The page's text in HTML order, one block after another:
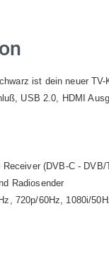
ist dein neuer
USB 2.0, HDMI
(DVB-C - DVB/
Radiosender
720p/60Hz, 1080i/